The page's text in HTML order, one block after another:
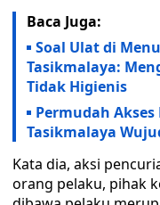
Baca Juga:
Soal Ulat di
Tasikmalaya:
Tidak Higienis
Permudah
Tasikmalaya
Kata dia, aksi
orang pelaku, pihak